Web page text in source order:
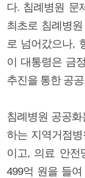
다. 침례병원 문
최초로 침례병
로 넘어갔으나,
이 대통령은 금
추진을 통한 공
침례병원 공공
하는 지역거점
이고, 의료 안전
499억 원을 들